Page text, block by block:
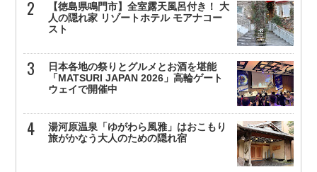
【徳島県鳴門市】全室露天風呂付き！ 大
人の隠れ家 リゾートホテル モアナコー
スト
日本各地の祭りとグルメとお酒を堪能
「MATSURI JAPAN 2026」高輪ゲート
ウェイで開催中
湯河原温泉「ゆがわら風雅」はおこもり
旅がかなう大人のための隠れ宿